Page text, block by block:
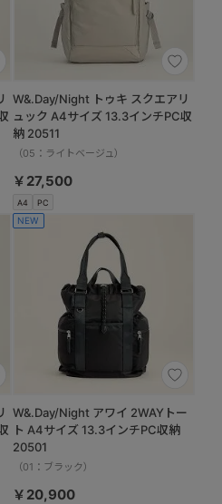
A4 PC
W&.Day/Night トゥキ スクエアリ
ュック A4サイズ 13.3インチPC収
納 20511
（05：ライトベージュ）
￥27,500
NEW
W&.Day/Night アワイ 2WAYトー
ト A4サイズ 13.3インチPC収納
20501
（01：ブラック）
￥20,900